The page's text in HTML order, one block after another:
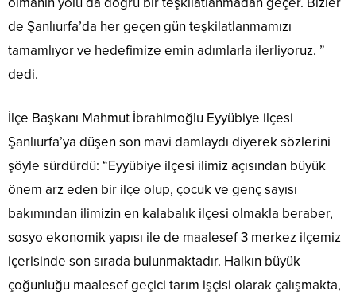
de Şanlıurfa’da her geçen gün teşkilatlanmamızı
tamamlıyor ve hedefimize emin adımlarla ilerliyoruz. ”
dedi.
İlçe Başkanı Mahmut İbrahimoğlu Eyyübiye ilçesi
Şanlıurfa’ya düşen son mavi damlaydı diyerek sözlerini
şöyle sürdürdü: “Eyyübiye ilçesi ilimiz açısından büyük
önem arz eden bir ilçe olup, çocuk ve genç sayısı
bakımından ilimizin en kalabalık ilçesi olmakla beraber,
sosyo ekonomik yapısı ile de maalesef 3 merkez ilçemiz
içerisinde son sırada bulunmaktadır. Halkın büyük
çoğunluğu maalesef geçici tarım işçisi olarak çalışmakta,